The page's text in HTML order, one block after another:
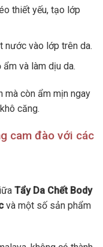
thiết yếu, tạo lớp
nước vào lớp trên da.
và làm dịu da.
mà còn ẩm mịn ngay
căng.
cam đào với các
Tẩy Da Chết Body
và một số sản phẩm